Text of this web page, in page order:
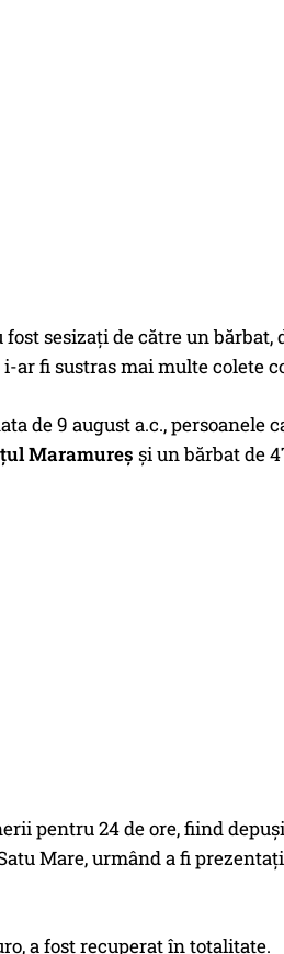
sesizați de către un bărbat,
ar fi sustras mai multe colete
de 9 august a.c., persoanele
Maramureș și un bărbat de
pentru 24 de ore, fiind
Mare, urmând a fi
a fost recuperat în totalitate.